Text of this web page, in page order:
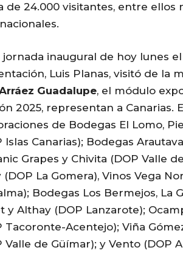
de 24.000 visitantes, entre ellos
jornada inaugural de hoy lunes
Luis Planas, visitó de la
Guadalupe, el módulo
2025, representan a Canarias.
de Bodegas El Lomo,
Islas Canarias); Bodegas
Grapes y Chivita (DOP Valle
(DOP La Gomera), Vinos Vega
Bodegas Los Bermejos, La
y Althay (DOP Lanzarote);
Tacoronte-Acentejo); Viña
Valle de Güímar); y Vento (DOP